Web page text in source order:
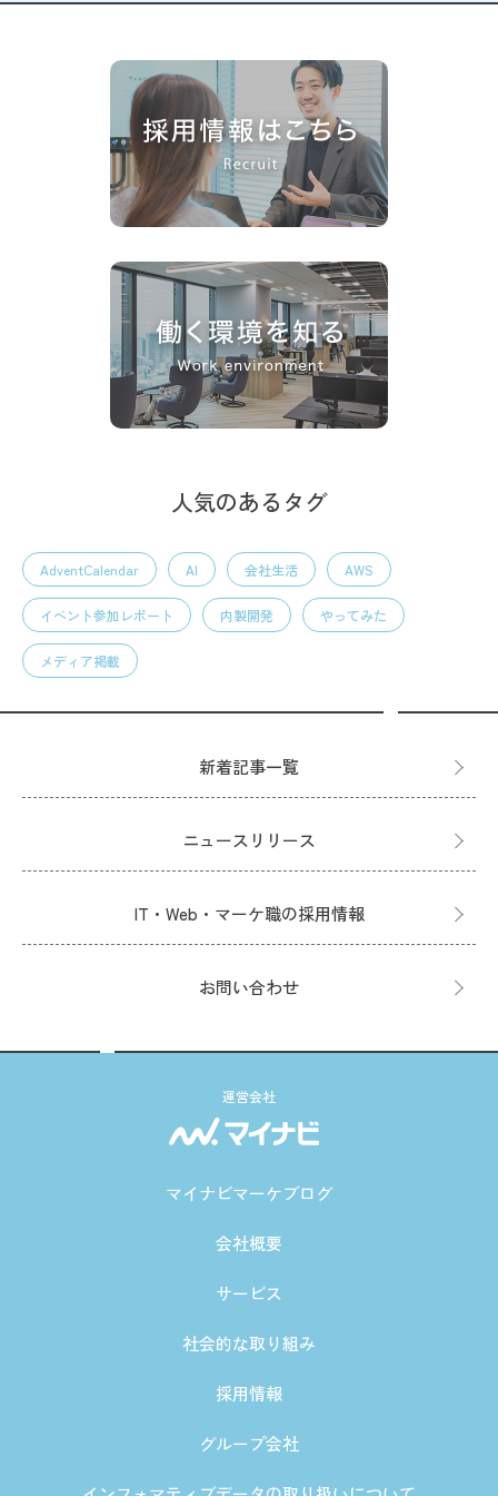
人気のあるタグ
AdventCalendar AI 会社生活 AWS
イベント参加レポート 内製開発 やってみた
メディア掲載
新着記事一覧
ニュースリリース
IT・Web・マーケ職の採用情報
お問い合わせ
運営会社
マイナビマーケブログ
会社概要
サービス
社会的な取り組み
採用情報
グループ会社